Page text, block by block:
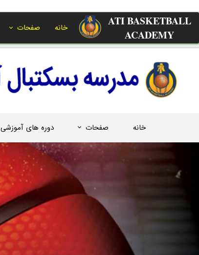
خانه صفحات
ATI BASKETBALL
ACADEMY​​​​​​​
خانه صفحات دوره های آموزشی